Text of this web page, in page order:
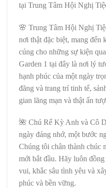
tại Trung Tâm Hội Nghị
🌸 Trung Tâm Hội Nghị
nơi thật đặc biệt, mang đến
cúng cho những sự kiện
Garden 1 tại đây là nơi lý
hạnh phúc của một ngày
đãng và trang trí tinh tế,
gian lãng mạn và thật ấn
🌺 Chú Rể Kỳ Anh và Cô
ngày đáng nhớ, một bước
Chúng tôi chân thành chúc
mới bắt đầu. Hãy luôn
vui, khắc sâu tình yêu và
phúc và bền vững.